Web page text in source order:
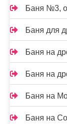
Баня №3,
Баня для
Баня на
Баня на
Баня на
Баня на